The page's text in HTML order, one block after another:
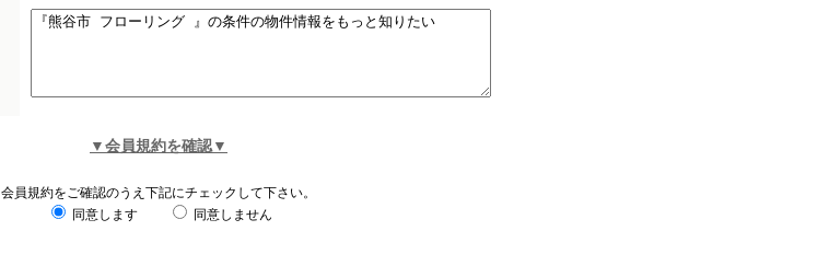
▼会員規約を確認▼
会員規約をご確認のうえ下記にチェックして下さい。
同意します
同意しません